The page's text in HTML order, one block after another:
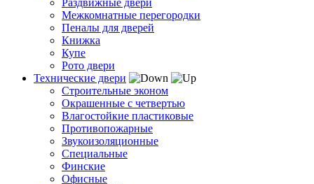
Межкомнатные перегородки
Пеналы для дверей
Книжка
Купе
Рото двери
Технические двери
Строительные эконом
Окрашенные с четвертью
Влагостойкие пластиковые
Противопожарные
Звукоизоляционные
Специальные
Финские
Офисные